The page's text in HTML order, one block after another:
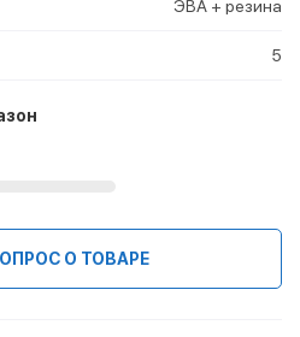
ЭВА + резина
5
О ТОВАРЕ